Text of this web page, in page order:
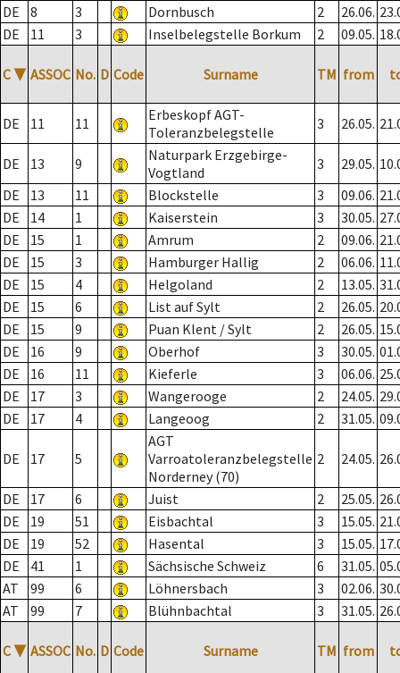
DE
8 3 Dornbusch 2 26.06.
DE
11 3 Inselbelegstelle Borkum 2 09.05.
C ▼ ASSOC No. D Code Surname TM from
DE 11 11
Erbeskopf AGT-
Toleranzbelegstelle
3 26.05.
DE 13 9
Naturpark Erzgebirge-
Vogtland
3 29.05.
DE
13 11 Blockstelle 3 09.06.
DE
14 1 Kaiserstein 3 30.05.
DE
15 1 Amrum 2 09.06.
DE
15 3 Hamburger Hallig 2 06.06.
DE
15 4 Helgoland 2 13.05.
DE
15 6 List auf Sylt 2 26.05.
DE
15 9 Puan Klent / Sylt 2 26.05.
DE
16 9 Oberhof 3 30.05.
DE
16 11 Kieferle 3 06.06.
DE
17 3 Wangerooge 2 24.05.
DE
17 4 Langeoog 2 31.05.
DE 17 5
AGT
Varroatoleranzbelegstelle
Norderney (70)
2 24.05.
DE 17 6 Juist 2 25.05.
DE
19 51 Eisbachtal 3 15.05.
DE
19 52 Hasental 3 15.05.
DE
41 1 Sächsische Schweiz 6 31.05.
AT
99 6 Löhnersbach 3 02.06.
AT
99 7 Blühnbachtal 3 31.05.
C ▼ ASSOC No. D Code Surname TM from